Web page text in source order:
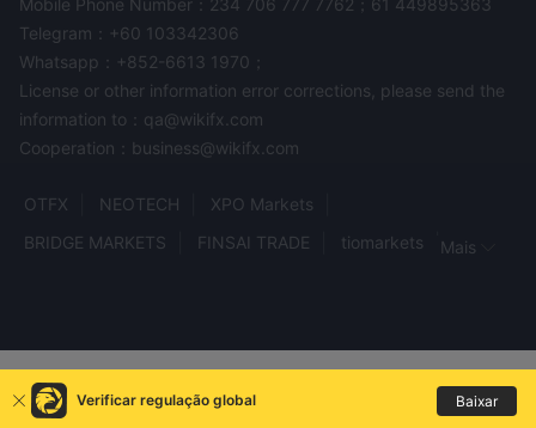
Mobile Phone Number：234 706 777 7762；61 449895363
Telegram：+60 103342306
Whatsapp：+852-6613 1970；
License or other information error corrections, please send the
information to：qa@wikifx.com
Cooperation：business@wikifx.com
OTFX NEOTECH
XPO Markets
BRIDGE MARKETS
FINSAI TRADE
tiomarkets
Gallen Capital
Trusted Trade Limited
Costa Markets
CROWN CAPITAL
CoinProfitHubpro
Mais
Verificar regulação global Baixar